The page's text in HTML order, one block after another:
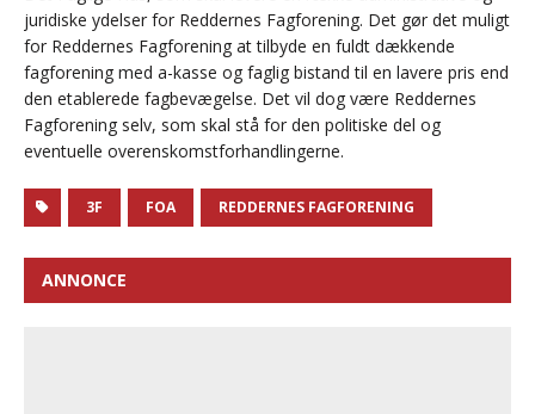
juridiske ydelser for Reddernes Fagforening. Det gør det muligt
for Reddernes Fagforening at tilbyde en fuldt dækkende
fagforening med a-kasse og faglig bistand til en lavere pris end
den etablerede fagbevægelse. Det vil dog være Reddernes
Fagforening selv, som skal stå for den politiske del og
eventuelle overenskomstforhandlingerne.
3F FOA REDDERNES FAGFORENING
ANNONCE